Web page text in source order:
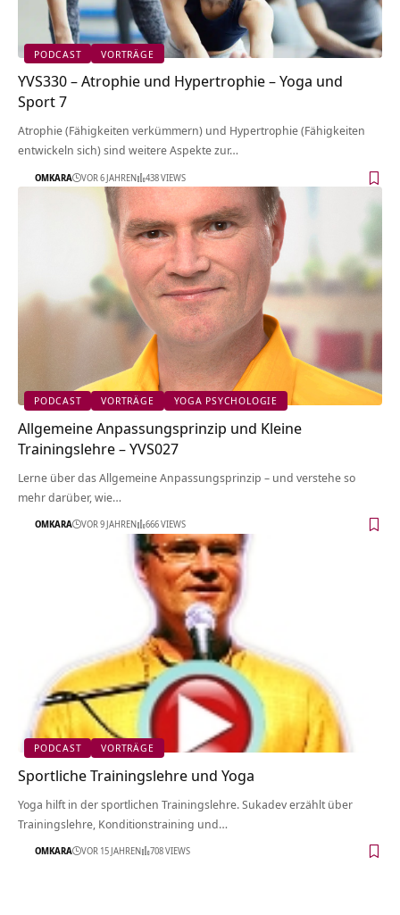
PODCAST VORTRÄGE
YVS330 – Atrophie und Hypertrophie – Yoga und
Sport 7
Atrophie (Fähigkeiten verkümmern) und Hypertrophie (Fähigkeiten
entwickeln sich) sind weitere Aspekte zur…
OMKARA VOR 6 JAHREN 438 VIEWS
PODCAST VORTRÄGE YOGA PSYCHOLOGIE
Allgemeine Anpassungsprinzip und Kleine
Trainingslehre – YVS027
Lerne über das Allgemeine Anpassungsprinzip – und verstehe so
mehr darüber, wie…
OMKARA VOR 9 JAHREN 666 VIEWS
PODCAST VORTRÄGE
Sportliche Trainingslehre und Yoga
Yoga hilft in der sportlichen Trainingslehre. Sukadev erzählt über
Trainingslehre, Konditionstraining und…
OMKARA VOR 15 JAHREN 708 VIEWS